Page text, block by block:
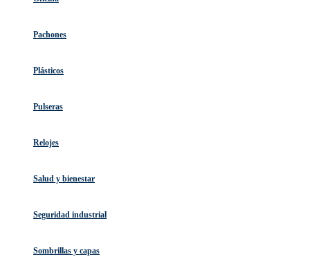
Pachones
Plásticos
Pulseras
Relojes
Salud y bienestar
Seguridad industrial
Sombrillas y capas